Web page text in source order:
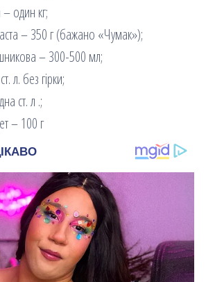
один кг;
– 350 г (бажано «Чумак»);
– 300-500 мл;
л. без гірки;
ст. л .;
– 100 г